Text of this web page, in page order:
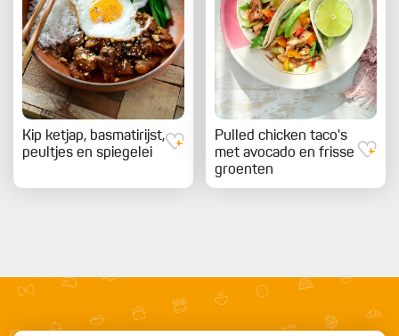
Kip ketjap, basmatirijst,
peultjes en spiegelei
Pulled chicken taco's
met avocado en frisse
groenten